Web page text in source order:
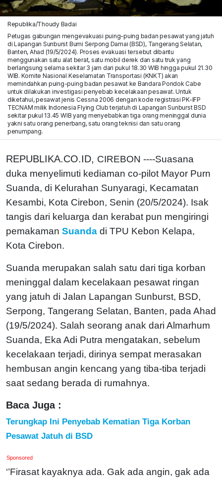
Republika/Thoudy Badai
Petugas gabungan mengevakuasi puing-puing badan pesawat yang jatuh
di Lapangan Sunburst Bumi Serpong Damai (BSD), Tangerang Selatan,
Banten, Ahad (19/5/2024). Proses evakuasi tersebut dibantu
menggunakan satu alat berat, satu mobil derek dan satu truk yang
berlangsung selama sekitar 3 jam dari pukul 18.30 WIB hingga pukul 21.30
WIB. Komite Nasional Keselamatan Transportasi (KNKT) akan
memindahkan puing-puing badan pesawat ke Bandara Pondok Cabe
untuk dilakukan investigasi penyebab kecelakaan pesawat. Untuk
diketahui, pesawat jenis Cessna 2006 dengan kode registrasi PK-IFP
TECNAM milik Indonesia Flying Club terjatuh di Lapangan Sunburst BSD
sekitar pukul 13.45 WIB yang menyebabkan tiga orang meninggal dunia
yakni satu orang penerbang, satu orang teknisi dan satu orang
penumpang.
REPUBLIKA.CO.ID, CIREBON ----Suasana
duka menyelimuti kediaman co-pilot Mayor Purn
Suanda, di Kelurahan Sunyaragi, Kecamatan
Kesambi, Kota Cirebon, Senin (20/5/2024). Isak
tangis dari keluarga dan kerabat pun mengiringi
pemakaman Suanda di TPU Kebon Kelapa,
Kota Cirebon.
Suanda merupakan salah satu dari tiga korban
meninggal dalam kecelakaan pesawat ringan
yang jatuh di Jalan Lapangan Sunburst, BSD,
Serpong, Tangerang Selatan, Banten, pada Ahad
(19/5/2024). Salah seorang anak dari Almarhum
Suanda, Eka Adi Putra mengatakan, sebelum
kecelakaan terjadi, dirinya sempat merasakan
hembusan angin kencang yang tiba-tiba terjadi
saat sedang berada di rumahnya.
Baca Juga :
Terungkap Ini Penyebab Kematian Tiga Korban
Pesawat Jatuh di BSD
Sponsored
‘’Firasat kayaknya ada. Gak ada angin, gak ada